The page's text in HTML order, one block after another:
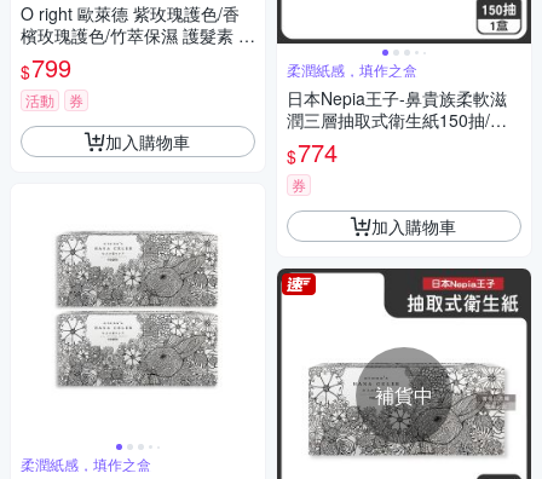
O right 歐萊德 紫玫瑰護色/香
檳玫瑰護色/竹萃保濕 護髮素 2
50ml - 任選
$799
活動 券
加入購物車
柔潤紙感，填作之盒
柔潤紙感，填作之盒
日本Nepia王子-鼻貴族柔軟滋
潤三層抽取式衛生紙150抽/盒-
著色印花款(藝術家圖騰可填色
面紙盒,妮飄擤鼻舒適紙手帕,Ha
na Celeb無螢光劑紙巾)
$774
券
加入購物車
補貨中